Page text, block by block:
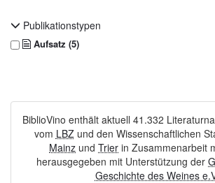
Publikationstypen
Aufsatz (5)
BiblioVino enthält aktuell 41.332
vom LBZund den Wissenschaftlichen
Mainz und Trier in Zusammenarbeit
herausgegeben mit Unterstützung der
Geschichte des Weines